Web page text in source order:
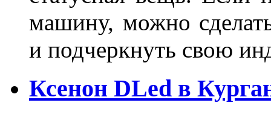
машину, можно
и подчеркнуть свою
Ксенон DLed в